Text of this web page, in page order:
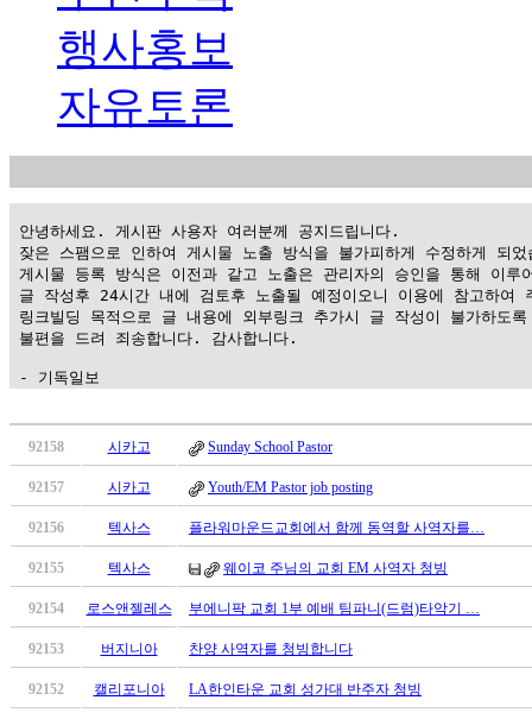
행사홍보
자유토론
안녕하세요. 게시판 사용자 여러분께 공지드립니다.
잦은 스팸으로 인하여 게시물 노출 방식을 불가피하게 수정하게 되었
게시물 등록 방식은 이전과 같고 노출은 관리자의 승인을 통해 이루
글 작성후 24시간 내에 검토후 노출될 예정이오니 이용에 참고하여
링크빌딩 목적으로 글 내용에 외부링크 추가시 글 작성이 불가하도
불편을 드려 죄송합니다. 감사합니다.
- 기독일보
만
은
꼴
밍
넷
92158 시카고 Sunday School Pastor
92157 시카고 Youth/EM Pastor job posting
92156 텍사스 플라워마운드교회에서 함께 동역할 사역자를…
92155 텍사스 웨이코 주님의 교회 EM 사역자 청빙
92154 로스앤젤레스 부에니팍 교회 1부 예배 팀파니(드럼)타악기 …
92153 버지니아 찬양 사역자를 청빙합니다
92152 캘리포니아 LA한인타운 교회 성가대 반주자 청빙